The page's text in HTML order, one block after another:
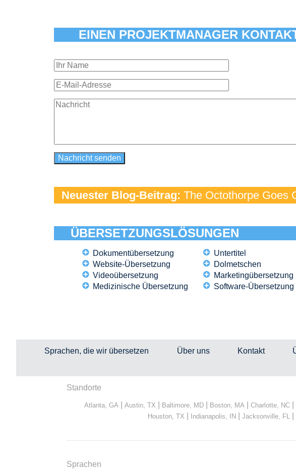
EINEN PROJEKTMANAGER
Neuester Blog-Beitrag: The Octothorpe Goes
ÜBERSETZUNGSLÖSUNGEN
Dokumentübersetzung
Website-Übersetzung
Videoübersetzung
Medizinische Übersetzung
Untertitel
Dolmetschen
Marketingübersetzung
Software-Übersetzung
Sprachen, die wir übersetzen Über uns Kontakt
Standorte
Atlanta, GA Austin, TX Baltimore, MD Boston, MA Charlotte, NC
Houston, TX Indianapolis, IN| Jacksonville, FL
Sprachen